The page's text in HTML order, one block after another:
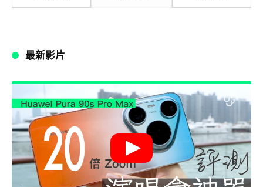
最新影片